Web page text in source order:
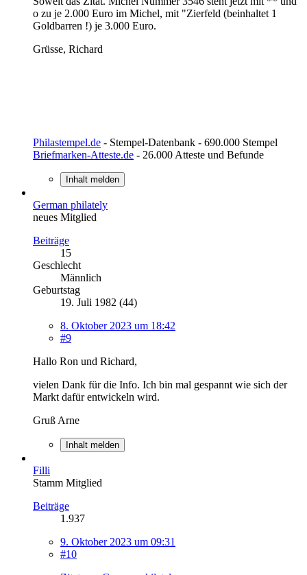
o zu je 2.000 Euro im Michel, mit "Zierfeld (beinhaltet 1
Goldbarren !) je 3.000 Euro.
Grüsse, Richard
Philastempel.de - Stempel-Datenbank - 690.000 Stempel
Briefmarken-Atteste.de - 26.000 Atteste und Befunde
Inhalt melden
German philately
neues Mitglied
Beiträge
15
Geschlecht
Männlich
Geburtstag
19. Juli 1982 (44)
8. Oktober 2023 um 18:42
#9
Hallo Ron und Richard,
vielen Dank für die Info. Ich bin mal gespannt wie sich der
Markt dafür entwickeln wird.
Gruß Arne
Inhalt melden
Filli
Stamm Mitglied
Beiträge
1.937
9. Oktober 2023 um 09:31
#10